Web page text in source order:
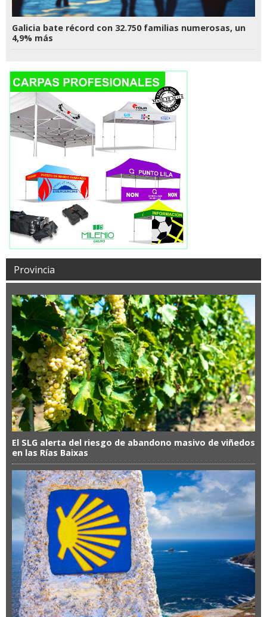
Galicia bate récord con 32.750 familias numerosas, un
4,9% más
Provincia
El SLG alerta del riesgo de abandono masivo de viñedos
en las Rías Baixas